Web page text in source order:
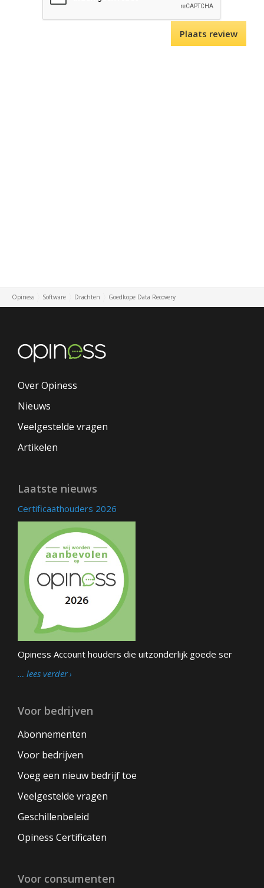
Opiness Software Drachten Goedkope Data Recovery
Over Opiness
Nieuws
Veelgestelde vragen
Artikelen
Laatste nieuws
Certificaathouders 2026
Opiness Account houders die uitzonderlijk goede ser
… lees verder
Voor bedrijven
Abonnementen
Voor bedrijven
Voeg een nieuw bedrijf toe
Veelgestelde vragen
Geschillenbeleid
Opiness Certificaten
Voor consumenten